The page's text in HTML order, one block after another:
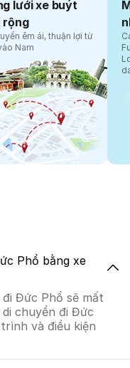
lưới xe buýt
rộng
êm ái, thuận lợi từ
Nam
Phổ bằng xe
Đức Phổ sẽ mất
di chuyển đi Đức
và điều kiện